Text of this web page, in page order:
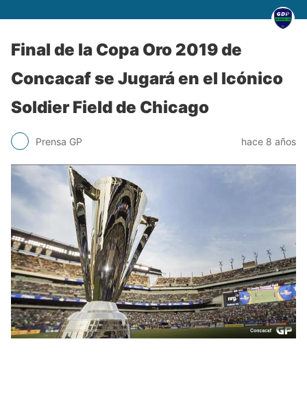
Final de la Copa Oro 2019 de
Concacaf se Jugará en el Icónico
Soldier Field de Chicago
Prensa GP hace 8 años